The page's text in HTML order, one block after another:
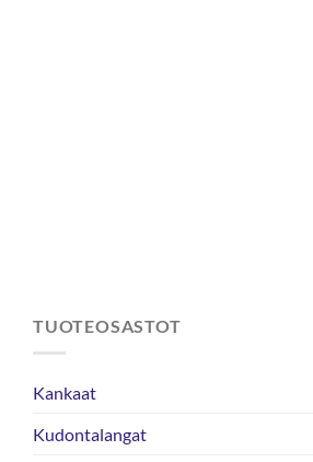
TUOTEOSASTOT
Kankaat
Kudontalangat